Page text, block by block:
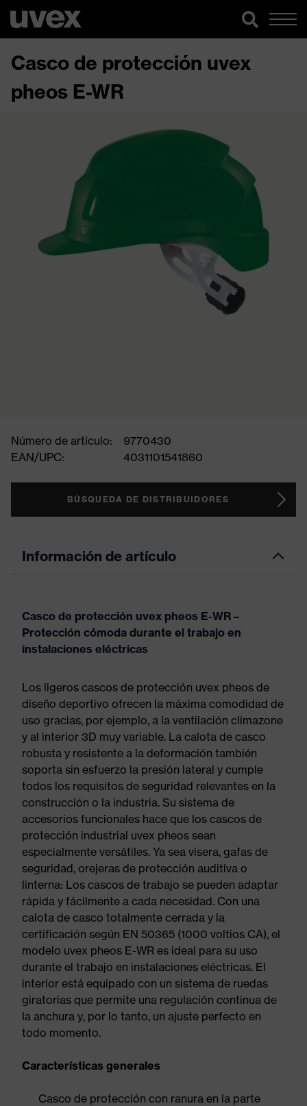
Casco de protección uvex
pheos E-WR
Número de artículo:
9770430
EAN/UPC:
4031101541860
BÚSQUEDA DE DISTRIBUIDORES
Información de artículo
Casco de protección uvex pheos E-WR –
Protección cómoda durante el trabajo en
instalaciones eléctricas
Los ligeros cascos de protección uvex pheos de
diseño deportivo ofrecen la máxima comodidad de
uso gracias, por ejemplo, a la ventilación climazone
y al interior 3D muy variable. La calota de casco
robusta y resistente a la deformación también
soporta sin esfuerzo la presión lateral y cumple
todos los requisitos de seguridad relevantes en la
construcción o la industria. Su sistema de
accesorios funcionales hace que los cascos de
protección industrial uvex pheos sean
especialmente versátiles. Ya sea visera, gafas de
seguridad, orejeras de protección auditiva o
linterna: Los cascos de trabajo se pueden adaptar
rápida y fácilmente a cada necesidad. Con una
calota de casco totalmente cerrada y la
certificación según EN 50365 (1000 voltios CA), el
modelo uvex pheos E-WR es ideal para su uso
durante el trabajo en instalaciones eléctricas. El
interior está equipado con un sistema de ruedas
giratorias que permite una regulación continua de
la anchura y, por lo tanto, un ajuste perfecto en
todo momento.
Características generales
Casco de protección con ranura en la parte